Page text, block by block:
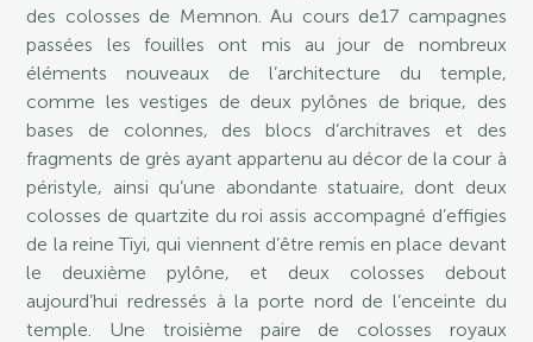
des colosses de Memnon. Au cours de17 campagnes
passées les fouilles ont mis au jour de nombreux
éléments nouveaux de l’architecture du temple,
comme les vestiges de deux pylônes de brique, des
bases de colonnes, des blocs d’architraves et des
fragments de grès ayant appartenu au décor de la cour à
péristyle, ainsi qu’une abondante statuaire, dont deux
colosses de quartzite du roi assis accompagné d’effigies
de la reine Tiyi, qui viennent d’être remis en place devant
le deuxième pylône, et deux colosses debout
aujourd’hui redressés à la porte nord de l’enceinte du
temple. Une troisième paire de colosses royaux